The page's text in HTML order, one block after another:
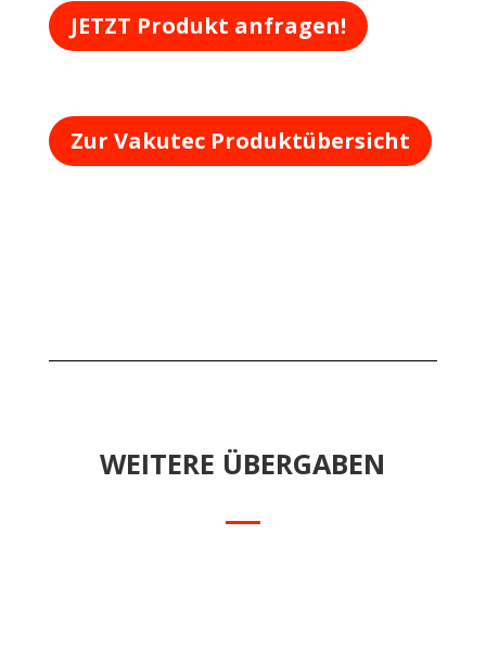
JETZT Produkt anfragen!
Zur Vakutec Produktübersicht
WEITERE ÜBERGABEN